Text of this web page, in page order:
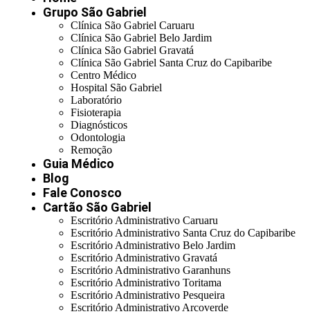
Grupo São Gabriel
Clínica São Gabriel Caruaru
Clínica São Gabriel Belo Jardim
Clínica São Gabriel Gravatá
Clínica São Gabriel Santa Cruz do Capibaribe
Centro Médico
Hospital São Gabriel
Laboratório
Fisioterapia
Diagnósticos
Odontologia
Remoção
Guia Médico
Blog
Fale Conosco
Cartão São Gabriel
Escritório Administrativo Caruaru
Escritório Administrativo Santa Cruz do Capibaribe
Escritório Administrativo Belo Jardim
Escritório Administrativo Gravatá
Escritório Administrativo Garanhuns
Escritório Administrativo Toritama
Escritório Administrativo Pesqueira
Escritório Administrativo Arcoverde